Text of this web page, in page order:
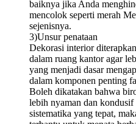
baiknya jika Anda
mencolok seperti merah
sejenisnya.
3)Unsur penataan
Dekorasi interior
dalam ruang kantor agar
yang menjadi dasar
dalam komponen penting
Boleh dikatakan bahwa
lebih nyaman dan
sistematika yang tepat,